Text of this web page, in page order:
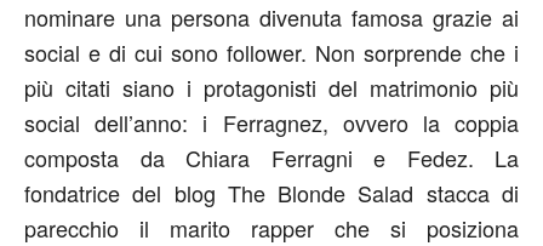
nominare una persona divenuta famosa grazie ai
social e di cui sono follower. Non sorprende che i
più citati siano i protagonisti del matrimonio più
social dell’anno: i Ferragnez, ovvero la coppia
composta da Chiara Ferragni e Fedez. La
fondatrice del blog The Blonde Salad stacca di
parecchio il marito rapper che si posiziona